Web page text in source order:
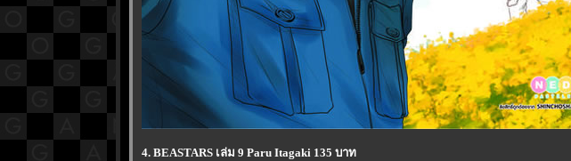
4. BEASTARS เล่ม 9 Paru Itagaki 135 บาท